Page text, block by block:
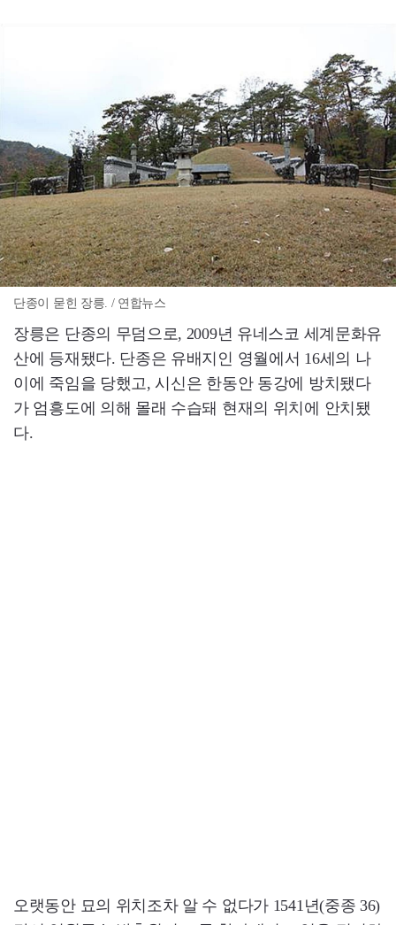
단종이 묻힌 장릉. / 연합뉴스
장릉은 단종의 무덤으로, 2009년 유네스코 세계문화유
산에 등재됐다. 단종은 유배지인 영월에서 16세의 나
이에 죽임을 당했고, 시신은 한동안 동강에 방치됐다
가 엄흥도에 의해 몰래 수습돼 현재의 위치에 안치됐
다.
오랫동안 묘의 위치조차 알 수 없다가 1541년(중종 36)